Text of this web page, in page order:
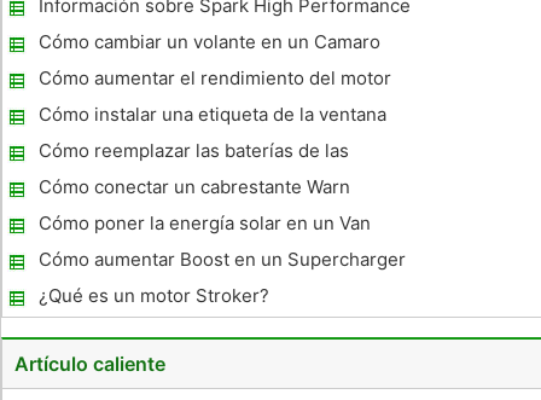
Información sobre Spark High Performance
Tapones para un Mercury Grand Marquis
2000
Cómo cambiar un volante en un Camaro
1994
Cómo aumentar el rendimiento del motor
con un sistema de admisión de espolón
corto
Cómo instalar una etiqueta de la ventana
del coche sin burbujas de aire
Cómo reemplazar las baterías de las
entradas sin llave
Cómo conectar un cabrestante Warn
Cómo poner la energía solar en un Van
Cómo aumentar Boost en un Supercharger
Saleen
¿Qué es un motor Stroker?
Artículo caliente